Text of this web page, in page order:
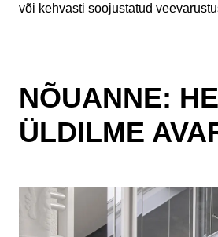
või kehvasti soojustatud
NÕUANNE:
ÜLDILME